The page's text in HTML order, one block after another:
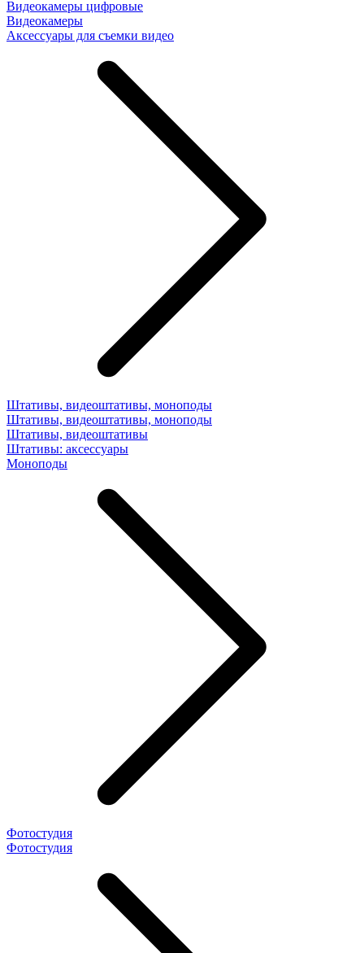
Видеокамеры цифровые
Видеокамеры
Аксессуары для съемки видео
Штативы, видеоштативы, моноподы
Штативы, видеоштативы, моноподы
Штативы, видеоштативы
Штативы: аксессуары
Моноподы
Фотостудия
Фотостудия